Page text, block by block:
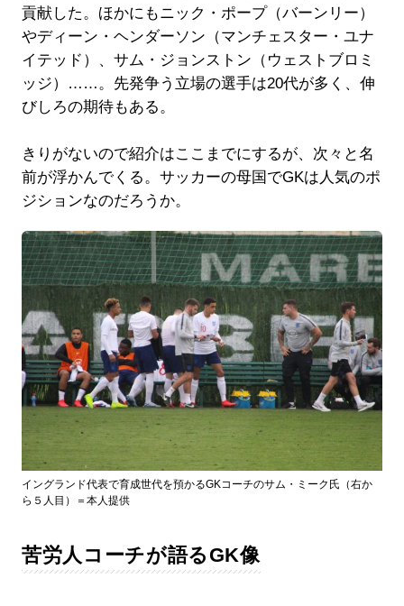
貢献した。ほかにもニック・ポープ（バーンリー）
やディーン・ヘンダーソン（マンチェスター・ユナ
イテッド）、サム・ジョンストン（ウェストブロミ
ッジ）……。先発争う立場の選手は20代が多く、伸
びしろの期待もある。
きりがないので紹介はここまでにするが、次々と名
前が浮かんでくる。サッカーの母国でGKは人気のポ
ジションなのだろうか。
イングランド代表で育成世代を預かるGKコーチのサム・ミーク氏（右か
ら５人目）＝本人提供
苦労人コーチが語るGK像